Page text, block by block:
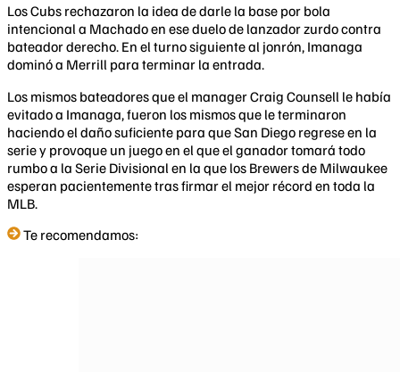
Los Cubs rechazaron la idea de darle la base por bola
intencional a Machado en ese duelo de lanzador zurdo contra
bateador derecho. En el turno siguiente al jonrón, Imanaga
dominó a Merrill para terminar la entrada.
Los mismos bateadores que el manager Craig Counsell le había
evitado a Imanaga, fueron los mismos que le terminaron
haciendo el daño suficiente para que San Diego regrese en la
serie y provoque un juego en el que el ganador tomará todo
rumbo a la Serie Divisional en la que los Brewers de Milwaukee
esperan pacientemente tras firmar el mejor récord en toda la
MLB.
Te recomendamos: